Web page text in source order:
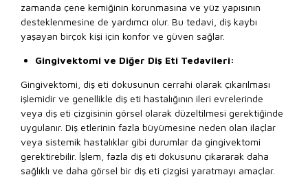
zamanda çene kemiğinin korunmasına ve yüz yapısının
desteklenmesine de yardımcı olur. Bu tedavi, diş kaybı
yaşayan birçok kişi için konfor ve güven sağlar.
Gingivektomi ve Diğer Diş Eti Tedavileri:
Gingivektomi, diş eti dokusunun cerrahi olarak çıkarılması
işlemidir ve genellikle diş eti hastalığının ileri evrelerinde
veya diş eti çizgisinin görsel olarak düzeltilmesi gerektiğinde
uygulanır. Diş etlerinin fazla büyümesine neden olan ilaçlar
veya sistemik hastalıklar gibi durumlar da gingivektomi
gerektirebilir. İşlem, fazla diş eti dokusunu çıkararak daha
sağlıklı ve daha görsel bir diş eti çizgisi yaratmayı amaçlar.